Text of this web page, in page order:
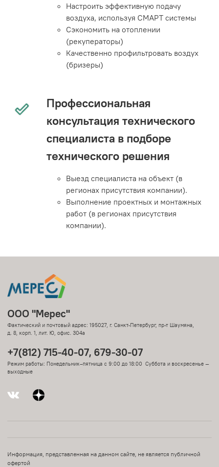
Настроить эффективную подачу
воздуха, используя СМАРТ системы
Сэкономить на отоплении
(рекуператоры)
Качественно профильтровать воздух
(бризеры)
Профессиональная
консультация технического
специалиста в подборе
технического решения
Выезд специалиста на объект (в
регионах присутствия компании).
Выполнение проектных и монтажных
работ (в регионах присутствия
компании).
ООО "Мерес"
Фактический и почтовый адрес: 195027, г. Санкт-Петербург, пр-т Шаумяна,
д. 8, корп. 1, лит. Ю, офис. 304а
+7(812) 715-40-07, 679-30-07
Режим работы: Понедельник–пятница с 9:00 до 18:00 Суббота и воскресенье —
выходные
Информация, представленная на данном сайте, не является публичной
офертой